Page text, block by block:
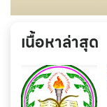
เนื้อหาล่าสุด